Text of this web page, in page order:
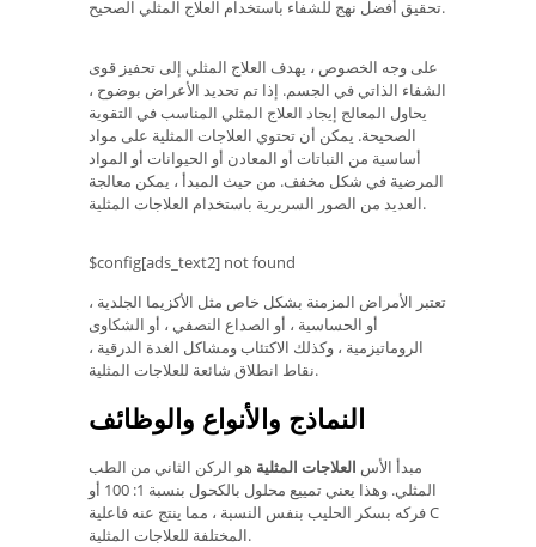
تحقيق أفضل نهج للشفاء باستخدام العلاج المثلي الصحيح.
على وجه الخصوص ، يهدف العلاج المثلي إلى تحفيز قوى
الشفاء الذاتي في الجسم. إذا تم تحديد الأعراض بوضوح ،
يحاول المعالج إيجاد العلاج المثلي المناسب في التقوية
الصحيحة. يمكن أن تحتوي العلاجات المثلية على مواد
أساسية من النباتات أو المعادن أو الحيوانات أو المواد
المرضية في شكل مخفف. من حيث المبدأ ، يمكن معالجة
العديد من الصور السريرية باستخدام العلاجات المثلية.
$config[ads_text2] not found
تعتبر الأمراض المزمنة بشكل خاص مثل الأكزيما الجلدية ،
أو الحساسية ، أو الصداع النصفي ، أو الشكاوى
الروماتيزمية ، وكذلك الاكتئاب ومشاكل الغدة الدرقية ،
نقاط انطلاق شائعة للعلاجات المثلية.
النماذج والأنواع والوظائف
مبدأ الأس العلاجات المثلية هو الركن الثاني من الطب
المثلي. وهذا يعني تمييع محلول بالكحول بنسبة 1: 100 أو
فركه بسكر الحليب بنفس النسبة ، مما ينتج عنه فاعلية C
المختلفة للعلاجات المثلية.